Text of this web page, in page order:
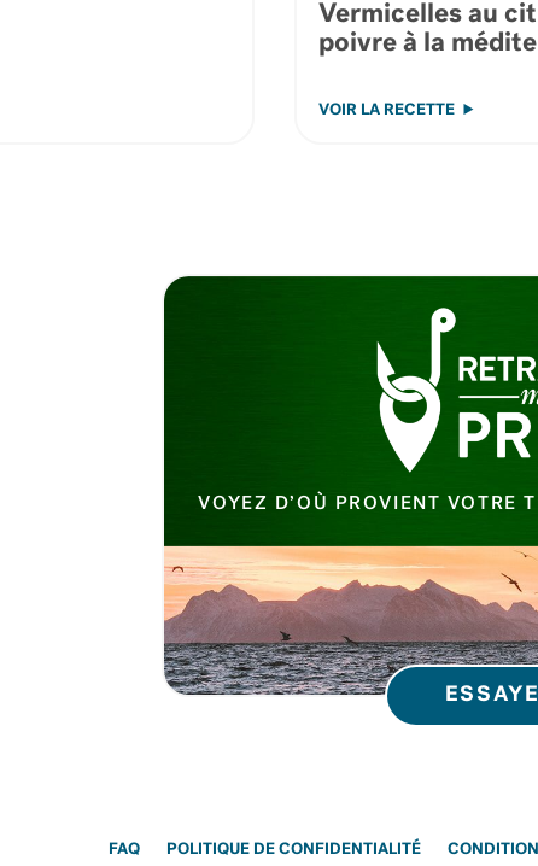
Vermicelles au
poivre à la
VOIR LA RECETTE
VOYEZ D’OÙ PROVIENT VOTRE
FAQ POLITIQUE DE CONFIDENTIALITÉ